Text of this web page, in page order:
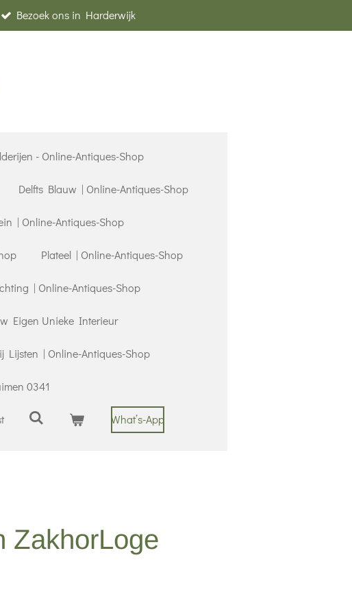
Bezoek ons in Harderwijk
- Online-Antiques-Shop
Delfts Blauw | Online-Antiques-Shop
| Online-Antiques-Shop
Plateel | Online-Antiques-Shop
| Online-Antiques-Shop
Eigen Unieke Interieur
Lijsten | Online-Antiques-Shop
0341
What’s-App
ZakhorLoge